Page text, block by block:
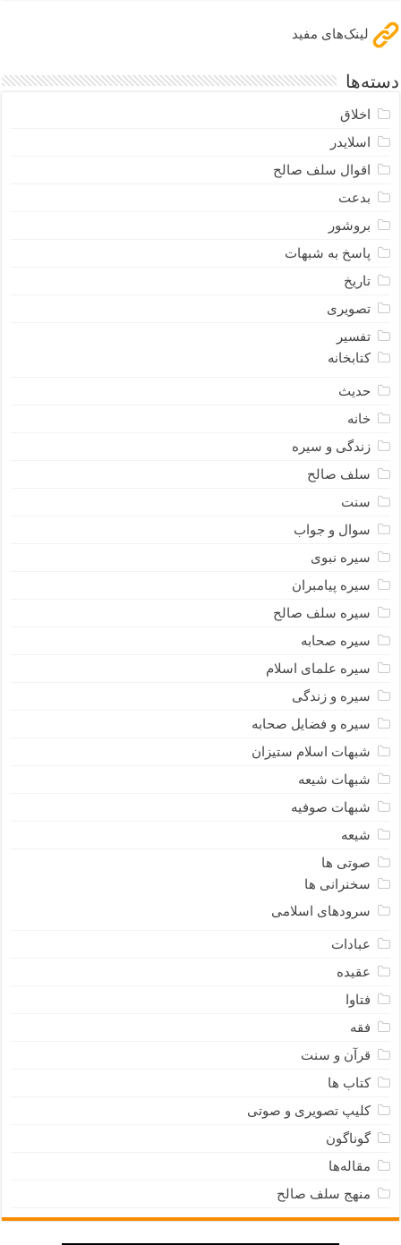
لینک‌های مفید
دسته‌ها
اخلاق
اسلایدر
اقوال سلف صالح
بدعت
بروشور
پاسخ به شبهات
تاریخ
تصویری
تفسیر
کتابخانه
حدیث
خانه
زندگی و سیره
سلف صالح
سنت
سوال و جواب
سیره نبوى
سیره پیامبران
سیره سلف صالح
سیره صحابه
سیره علمای اسلام
سیره و زندگی
سیره و فضایل صحابه
شبهات اسلام ستیزان
شبهات شیعه
شبهات صوفیه
شیعه
صوتی ها
سخنرانی ها
سرودهای اسلامی
عبادات
عقیده
فتاوا
فقه
قرآن و سنت
کتاب ها
کلیپ تصویری و صوتی
گوناگون
مقاله‌ها
منهج سلف صالح